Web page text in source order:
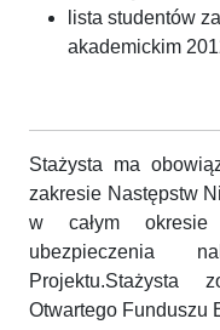
lista studentów
akademickim
Stażysta ma
zakresie Następstw
w całym
ubezpieczenia
Otwartego Funduszu